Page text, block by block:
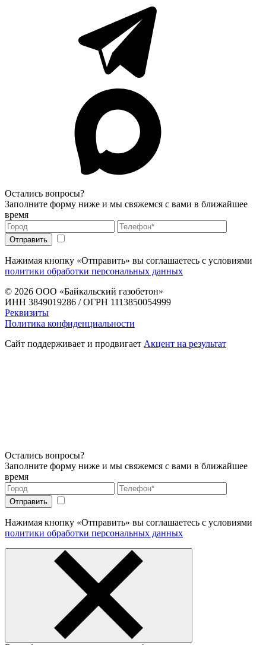
Остались вопросы?
Заполните форму ниже и мы свяжемся с вами в ближайшее
время
Нажимая кнопку «Отправить» вы соглашаетесь с условиями
политики обработки персональных данных
© 2026 ООО «Байкальский газобетон»
ИНН 3849019286 / ОГРН 1113850054999
Реквизиты
Политика конфиденциальности
Сайт поддерживает и продвигает Акцент на результат
Остались вопросы?
Заполните форму ниже и мы свяжемся с вами в ближайшее
время
Нажимая кнопку «Отправить» вы соглашаетесь с условиями
политики обработки персональных данных